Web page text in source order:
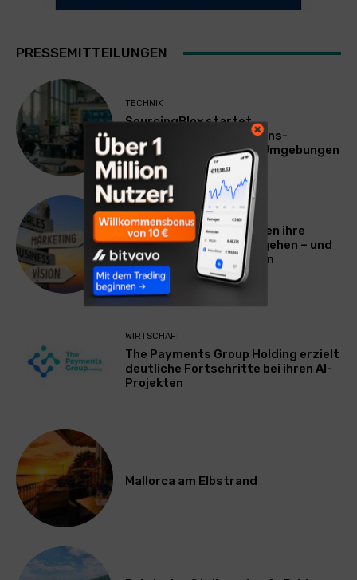
PRESSEMITTEILUNGEN
TECHNIK
SourcingBlox startet
CentaurNexus: Operations-
Plattform für Zscaler-Umgebungen
WERBUNG & MARKETING
Warum viele Unternehmen ihre
Vermarktung falsch angehen – und
warum das ihr Wachstum
ausbremst
WIRTSCHAFT
The Payments Group Holding erzielt
deutliche Fortschritte bei ihren AI-
Projekten
Mallorca am Elbstrand